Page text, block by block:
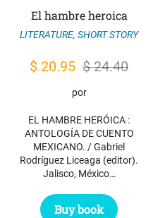
El hambre heroica
LITERATURE, SHORT STORY
$24.40
Original
price
$ 24.40.
$ 20.95 Current
price
$ 20.95.
por
EL HAMBRE HERÓICA :
ANTOLOGÍA DE CUENTO
MEXICANO. / Gabriel
Rodríguez Liceaga (editor).
Jalisco, México…
Buy book